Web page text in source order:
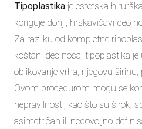
Tipoplastika je estetska
koriguje donji, hrskavičavi deo
Za razliku od kompletne
koštani deo nosa, tipoplastika
oblikovanje vrha, njegovu širinu,
Ovom procedurom mogu se
nepravilnosti, kao što su širok,
asimetričan ili nedovoljno